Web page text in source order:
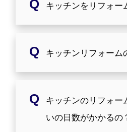
キッチンをリフォー
べ、どの程度変更可
なく、リビングやダ
う。
キッチンリフォーム
状況によってはできな
す。まずは管理規約
キッチンのリフォー
いの日数がかかるの